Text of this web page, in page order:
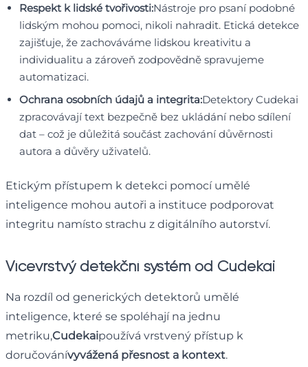
Respekt k lidské tvořivosti:Nástroje pro psaní podobné
lidským mohou pomoci, nikoli nahradit. Etická detekce
zajišťuje, že zachováváme lidskou kreativitu a
individualitu a zároveň zodpovědně spravujeme
automatizaci.
Ochrana osobních údajů a integrita:Detektory Cudekai
zpracovávají text bezpečně bez ukládání nebo sdílení
dat – což je důležitá součást zachování důvěrnosti
autora a důvěry uživatelů.
Etickým přístupem k detekci pomocí umělé
inteligence mohou autoři a instituce podporovat
integritu namísto strachu z digitálního autorství.
Vícevrstvý detekční systém od Cudekai
Na rozdíl od generických detektorů umělé
inteligence, které se spoléhají na jednu
metriku,Cudekaipoužívá vrstvený přístup k
doručovánívyvážená přesnost a kontext.